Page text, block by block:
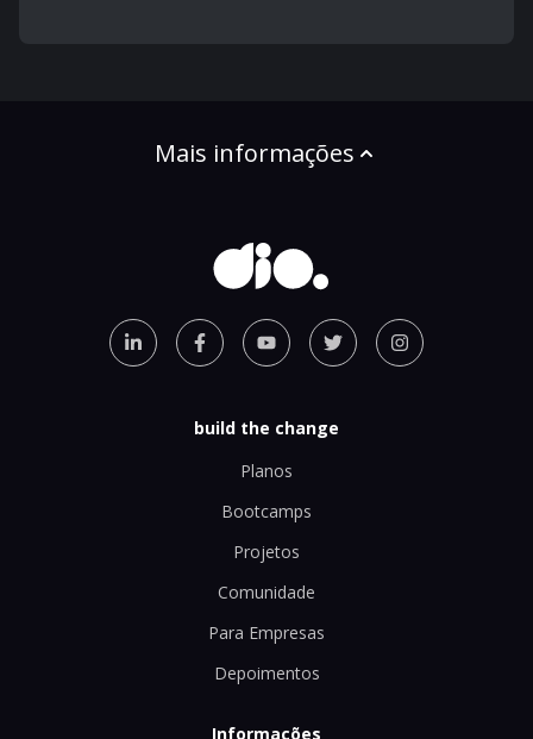
Mais informações
build the change
Planos
Bootcamps
Projetos
Comunidade
Para Empresas
Depoimentos
Informações